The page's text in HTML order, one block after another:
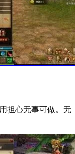
担心无事可做。无